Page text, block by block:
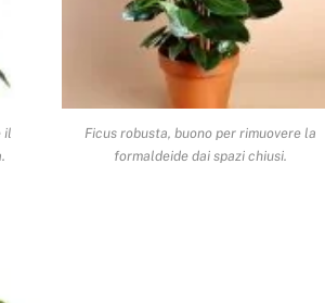
il
Ficus robusta, buono per rimuovere la
formaldeide dai spazi chiusi.